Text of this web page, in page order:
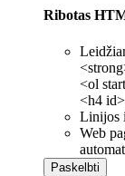
Ribotas
<ol
<h4
Linijos
Web